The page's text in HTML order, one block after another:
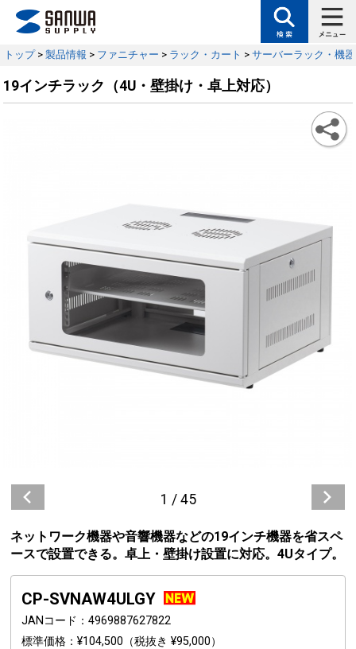
トップ> 製品情報 > ファニチャー > ラック・カート > サーバーラック・機
19インチラック（4U・壁掛け・卓上対応）
1 / 45
ネットワーク機器や音響機器などの19インチ機器を省スペ
ースで設置できる。卓上・壁掛け設置に対応。4Uタイプ。
CP-SVNAW4ULGY
JANコード
4969887627822
標準価格
¥104,500 （税抜き ¥95,000）